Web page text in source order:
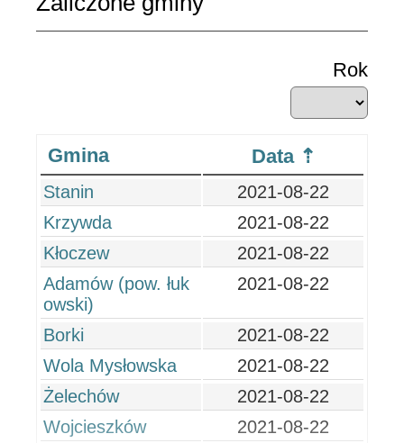
Rok
Gmina Data
Stanin
2021-08-22
Krzywda
2021-08-22
Kłoczew
2021-08-22
Adamów (pow. łuk
owski)
2021-08-22
Borki
2021-08-22
Wola Mysłowska
2021-08-22
Żelechów
2021-08-22
Wojcieszków
2021-08-22